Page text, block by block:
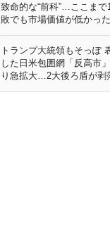
致命的な“前科”…ここまで
敗でも市場価値が低かっ
トランプ大統領もそっぽ
した日米包囲網「反高市
り急拡大…2大後ろ盾が剥